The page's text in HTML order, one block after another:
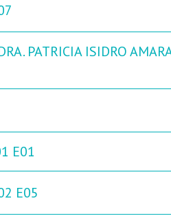
PATRICIA ISIDRO
E01
E05